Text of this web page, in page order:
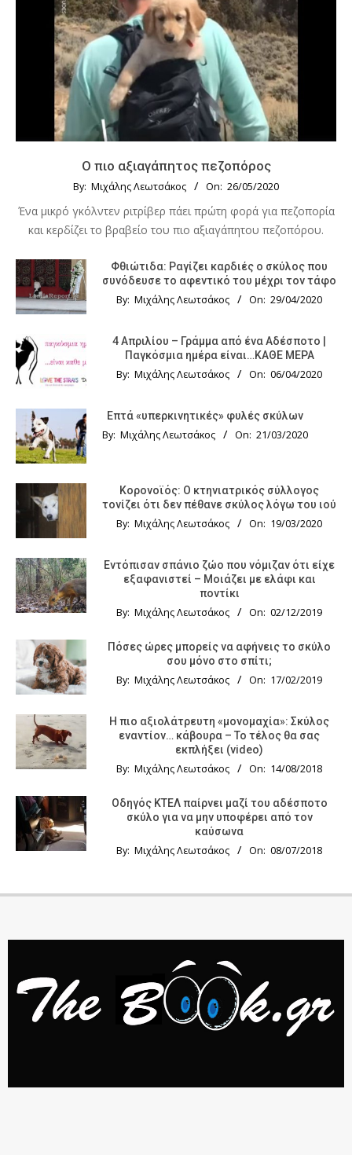
Ο πιο αξιαγάπητος πεζοπόρος
By: Μιχάλης Λεωτσάκος On: 26/05/2020
Ένα μικρό γκόλντεν ριτρίβερ πάει πρώτη φορά για πεζοπορία
και κερδίζει το βραβείο του πιο αξιαγάπητου πεζοπόρου.
Φθιώτιδα: Ραγίζει καρδιές ο σκύλος που
συνόδευσε το αφεντικό του μέχρι τον τάφο
By: Μιχάλης Λεωτσάκος On: 29/04/2020
4 Απριλίου – Γράμμα από ένα Αδέσποτο |
Παγκόσμια ημέρα είναι…ΚΑΘΕ ΜΕΡΑ
By: Μιχάλης Λεωτσάκος On: 06/04/2020
Επτά «υπερκινητικές» φυλές σκύλων
By: Μιχάλης Λεωτσάκος On: 21/03/2020
Κορονοϊός: Ο κτηνιατρικός σύλλογος
τονίζει ότι δεν πέθανε σκύλος λόγω του ιού
By: Μιχάλης Λεωτσάκος On: 19/03/2020
Εντόπισαν σπάνιο ζώο που νόμιζαν ότι είχε
εξαφανιστεί – Μοιάζει με ελάφι και
ποντίκι
By: Μιχάλης Λεωτσάκος On: 02/12/2019
Πόσες ώρες μπορείς να αφήνεις το σκύλο
σου μόνο στο σπίτι;
By: Μιχάλης Λεωτσάκος On: 17/02/2019
Η πιο αξιολάτρευτη «μονομαχία»: Σκύλος
εναντίον… κάβουρα – Το τέλος θα σας
εκπλήξει (video)
By: Μιχάλης Λεωτσάκος On: 14/08/2018
Οδηγός KTΕΛ παίρνει μαζί του αδέσποτο
σκύλο για να μην υποφέρει από τον
καύσωνα
By: Μιχάλης Λεωτσάκος On: 08/07/2018